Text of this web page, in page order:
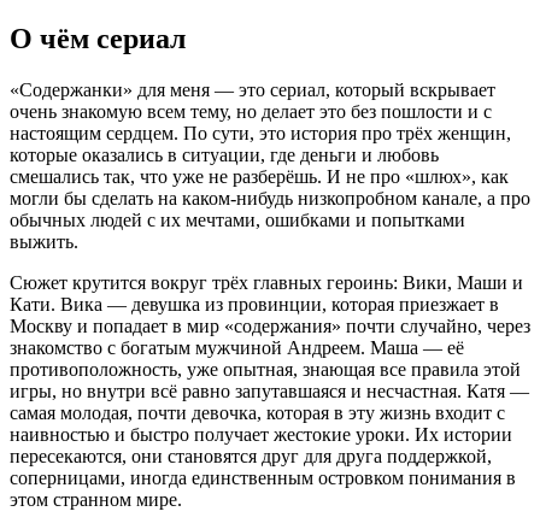
О чём сериал
«Содержанки» для меня — это сериал, который вскрывает
очень знакомую всем тему, но делает это без пошлости и с
настоящим сердцем. По сути, это история про трёх женщин,
которые оказались в ситуации, где деньги и любовь
смешались так, что уже не разберёшь. И не про «шлюх», как
могли бы сделать на каком-нибудь низкопробном канале, а про
обычных людей с их мечтами, ошибками и попытками
выжить.
Сюжет крутится вокруг трёх главных героинь: Вики, Маши и
Кати. Вика — девушка из провинции, которая приезжает в
Москву и попадает в мир «содержания» почти случайно, через
знакомство с богатым мужчиной Андреем. Маша — её
противоположность, уже опытная, знающая все правила этой
игры, но внутри всё равно запутавшаяся и несчастная. Катя —
самая молодая, почти девочка, которая в эту жизнь входит с
наивностью и быстро получает жестокие уроки. Их истории
пересекаются, они становятся друг для друга поддержкой,
соперницами, иногда единственным островком понимания в
этом странном мире.